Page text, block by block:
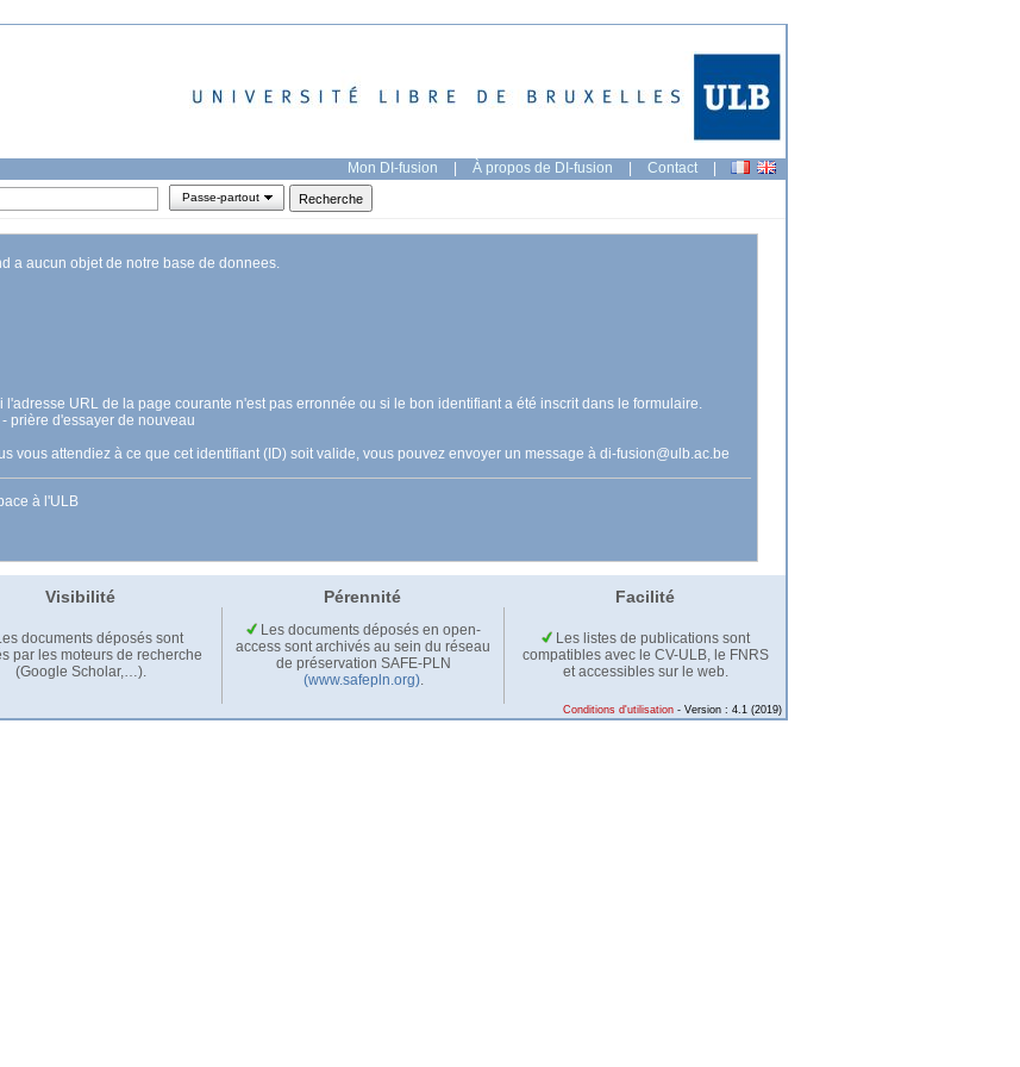
Mon DI-fusion | À propos de DI-fusion | Contact |
Passe-partout
a aucun objet de notre base de donnees.
URL de la page courante n'est pas erronnée ou si le bon identifiant a été inscrit dans le formulaire.
prière d'essayer de nouveau
vous attendiez à ce que cet identifiant (ID) soit valide, vous pouvez envoyer un message à di-fusion@ulb.ac.be
à l'ULB
Visibilité Pérennité Facilité
documents déposés sont
par les moteurs de recherche
(Google Scholar,…).
Les documents déposés en open-
access sont archivés au sein du réseau
de préservation SAFE-PLN
(www.safepln.org).
Les listes de publications sont
compatibles avec le CV-ULB, le FNRS
et accessibles sur le web.
Conditions d'utilisation - Version : 4.1 (2019)